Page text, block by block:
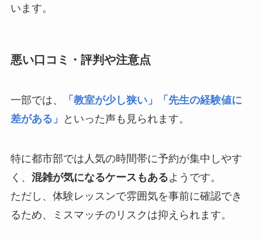
います。
悪い口コミ・評判や注意点
一部では、
「教室が少し狭い」「先生の経験値に
差がある」
といった声も見られます。
特に都市部では人気の時間帯に予約が集中しやす
く、 混雑が気になるケースもあるようです。
ただし、体験レッスンで雰囲気を事前に確認でき
るため、ミスマッチのリスクは抑えられます。